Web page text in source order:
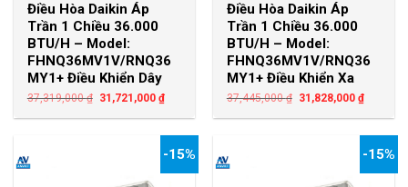
Điều Hòa Daikin Áp
Trần 1 Chiều 36.000
BTU/H – Model:
FHNQ36MV1V/RNQ36
MY1+ Điều Khiển Dây
37,319,000₫ 31,721,000₫
Điều Hòa Daikin Áp
Trần 1 Chiều 36.000
BTU/H – Model:
FHNQ36MV1V/RNQ36
MY1+ Điều Khiển Xa
37,445,000₫ 31,828,000₫
-15% -15%